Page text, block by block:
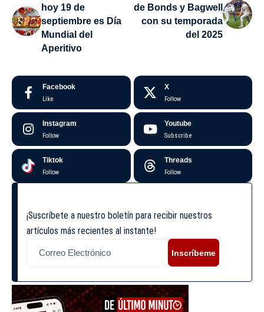
hoy 19 de
septiembre es Día
Mundial del
Aperitivo
de Bonds y Bagwell
con su temporada
del 2025
Facebook
Like
X
Follow
Instagram
Follow
Youtube
Subscribe
Tiktok
Follow
Threads
Follow
¡Suscríbete a nuestro boletín para recibir nuestros
artículos más recientes al instante!
Inscríbeme